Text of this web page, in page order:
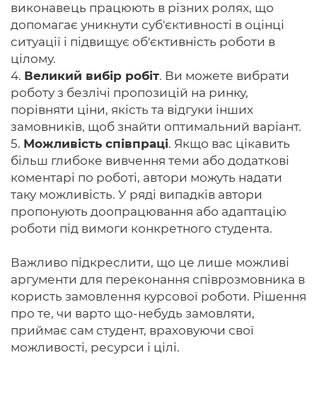
виконавець працюють в різних ролях, що
допомагає уникнути суб'єктивності в оцінці
ситуації і підвищує об'єктивність роботи в
цілому.
4. Великий вибір робіт. Ви можете вибрати
роботу з безлічі пропозицій на ринку,
порівняти ціни, якість та відгуки інших
замовників, щоб знайти оптимальний варіант.
5. Можливість співпраці. Якщо вас цікавить
більш глибоке вивчення теми або додаткові
коментарі по роботі, автори можуть надати
таку можливість. У ряді випадків автори
пропонують доопрацювання або адаптацію
роботи під вимоги конкретного студента.
Важливо підкреслити, що це лише можливі
аргументи для переконання співрозмовника в
користь замовлення курсової роботи. Рішення
про те, чи варто що-небудь замовляти,
приймає сам студент, враховуючи свої
можливості, ресурси і цілі.